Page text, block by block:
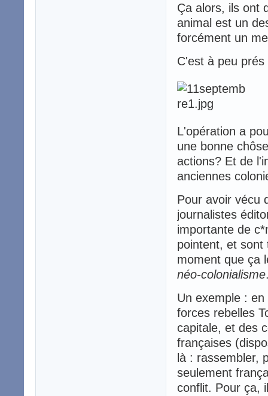
Ça alors, ils ont
animal est un
forcément un
C'est à peu
L'opération a
une bonne
actions? Et de
anciennes
Pour avoir vécu
journalistes
importante de
pointent, et sont
moment que ça
néo-colonialisme
Un exemple :
forces rebelles
capitale, et des
françaises
là : rassembler,
seulement
conflit. Pour ça,